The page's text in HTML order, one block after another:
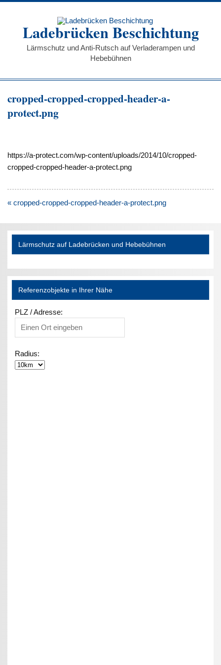
Zum
Ladebrücken Beschichtung
Lärmschutz und Anti-Rutsch auf Verladerampen und
Hebebühnen
cropped-cropped-cropped-header-a-
protect.png
https://a-protect.com/wp-content/uploads/2014/10/cropped-
cropped-cropped-header-a-protect.png
Beitragsnavigation
« cropped-cropped-cropped-header-a-protect.png
Lärmschutz auf Ladebrücken und Hebebühnen
Referenzobjekte in Ihrer Nähe
PLZ / Adresse:
Radius: